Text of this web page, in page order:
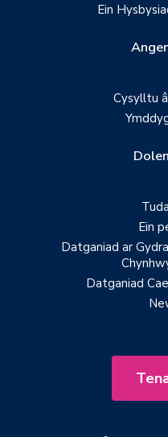
Ein
Cysylltu
Ein
Datganiad ar
Datganiad